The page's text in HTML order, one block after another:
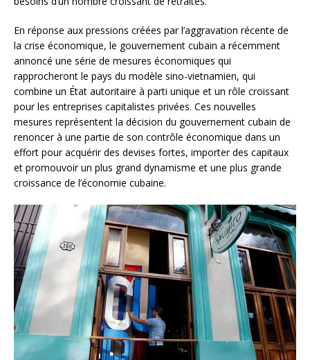
En réponse aux pressions créées par l’aggravation récente de
la crise économique, le gouvernement cubain a récemment
annoncé une série de mesures économiques qui
rapprocheront le pays du modèle sino-vietnamien, qui
combine un État autoritaire à parti unique et un rôle croissant
pour les entreprises capitalistes privées. Ces nouvelles
mesures représentent la décision du gouvernement cubain de
renoncer à une partie de son contrôle économique dans un
effort pour acquérir des devises fortes, importer des capitaux
et promouvoir un plus grand dynamisme et une plus grande
croissance de l’économie cubaine.